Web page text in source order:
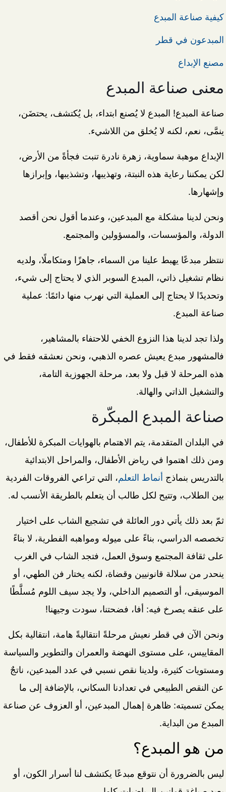
كيفية صناعة المبدع
المبدعون في قطر
مصنع الإبداع
معنى صناعة المبدع
صناعة المبدع! المبدع لا يُصنع ابتداء، بل يُكتشف، يحتضَن،
ينمَّى، نعم، لكنه لا يُخلق من اللاشيء.
الإبداع موهبة سماوية، زهرة نادرة تنبت فجأةً من الأرض،
لكن يمكننا رعاية هذه النبتة، وتهذيبها، وتشذيبها، وإبرازها
وإشهارها.
ونحن لدينا مشكلة مع المبدعين، وعندما أقول نحن أقصد
الدولة، والمؤسسات، والمسؤولين والمجتمع.
ننتظر مبدعًا يهبط علينا من السماء، جاهزًا ومتكاملًا، ولديه
نظام تشغيل ذاتي، المبدع السوبر الذي لا يحتاج إلى شيء،
وتحديدًا لا يحتاج إلى العملية التي نهرب منها دائمًا: عملية
صناعة المبدع.
ولذا تجد لدينا هذا النزوع الخفي للاحتفاء بالمشاهير،
فالمشهور مبدع يعيش عصره الذهبي، ونحن نعشقه فقط في
هذه المرحلة لا قبل ولا بعد، مرحلة الجهوزية التامة،
والتشغيل الذاتي والهالة.
صناعة المبدع المبكّرة
في البلدان المتقدمة، يتم الاهتمام بالهوايات المبكرة للأطفال،
ومن ذلك اهتموا في رياض الأطفال، والمراحل الابتدائية
بالتدريس بنماذج أنماط التعلم، التي تراعي الفروقات الفردية
بين الطلاب، وتتيح لكل طالب أن يتعلم بالطريقة الأنسب له.
ثمّ بعد ذلك يأتي دور العائلة في تشجيع الشاب على اختيار
تخصصه الدراسي، بناءً على ميوله ومواهبه الفطرية، لا بناءً
على ثقافة المجتمع وسوق العمل، فتجد الشاب في الغرب
ينحدر من سلالة قانونيين وقضاة، لكنه يختار فن الطهي، أو
الموسيقى، أو التصميم الداخلي، ولا يجد سيف اللوم مُسلَّطًا
على عنقه يصرخ فيه: أفا، فضحتنا، سودت وجيهنا!
ونحن الآن في قطر نعيش مرحلةً انتقاليةً هامة، انتقالية بكل
المقاييس، على مستوى النهضة والعمران والتطوير والسياسة
ومستويات كثيرة، ولدينا نقص نسبي في عدد المبدعين، ناتجٌ
عن النقص الطبيعي في تعدادنا السكاني، بالإضافة إلى ما
يمكن تسميته: ظاهرة إهمال المبدعين، أو العزوف عن صناعة
المبدع من البداية.
من هو المبدع؟
ليس بالضرورة أن نتوقع مبدعًا يكتشف لنا أسرار الكون، أو